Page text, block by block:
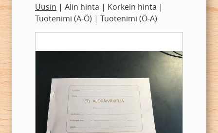
Uusin | Alin hinta | Korkein hinta |
Tuotenimi (A-Ö) | Tuotenimi (Ö-A)